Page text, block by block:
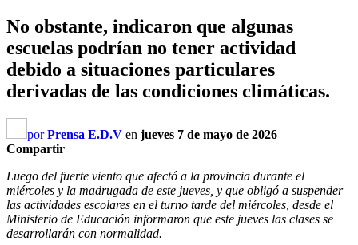
No obstante, indicaron que algunas
escuelas podrían no tener actividad
debido a situaciones particulares
derivadas de las condiciones climáticas.
porPrensa E.D.V en jueves 7 de mayo de 2026
Compartir
Luego del fuerte viento que afectó a la provincia durante el
miércoles y la madrugada de este jueves, y que obligó a suspender
las actividades escolares en el turno tarde del miércoles, desde el
Ministerio de Educación informaron que este jueves las clases se
desarrollarán con normalidad.